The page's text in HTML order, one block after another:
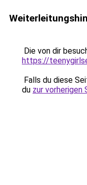
Die von dir
https://
Falls du diese
du zur vorherigen